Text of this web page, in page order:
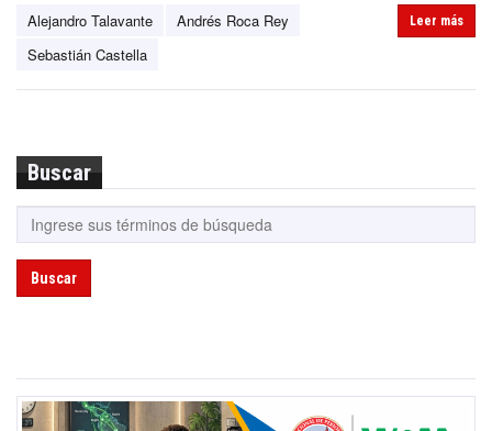
Alejandro Talavante
Andrés Roca Rey
Sebastián Castella
Leer más
Buscar
Buscar